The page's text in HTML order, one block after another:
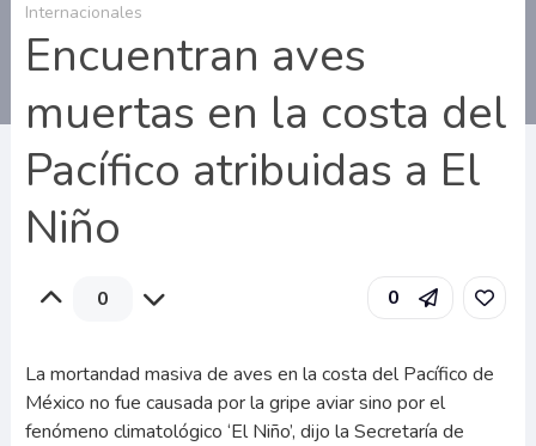
Internacionales
Encuentran aves
muertas en la costa del
Pacífico atribuidas a El
Niño
0 0
La mortandad masiva de aves en la costa del Pacífico de
México no fue causada por la gripe aviar sino por el
fenómeno climatológico ‘El Niño’, dijo la Secretaría de